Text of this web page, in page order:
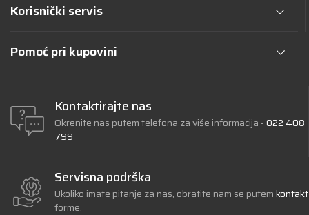
Korisnički servis
Pomoć pri kupovini
Kontaktirajte nas
Okrenite nas putem telefona za više informacija -022 408
799
Servisna podrška
Ukoliko imate pitanje za nas, obratite nam se putemkontakt
forme.